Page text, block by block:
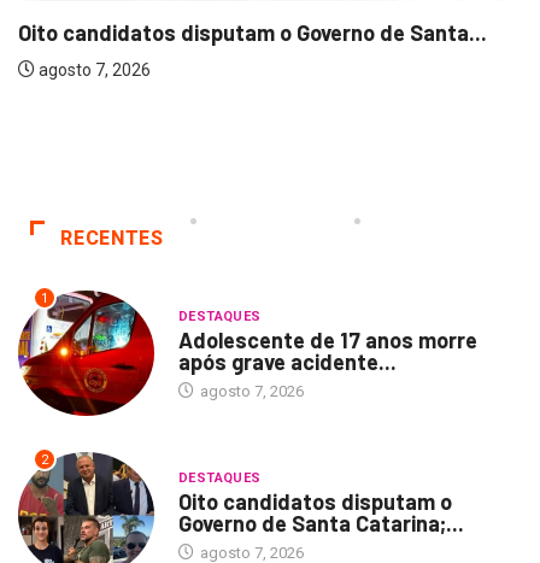
Oito candidatos disputam o Governo de Santa...
agosto 7, 2026
RECENTES
1
DESTAQUES
Adolescente de 17 anos morre
após grave acidente...
agosto 7, 2026
2
DESTAQUES
Oito candidatos disputam o
Governo de Santa Catarina;...
agosto 7, 2026